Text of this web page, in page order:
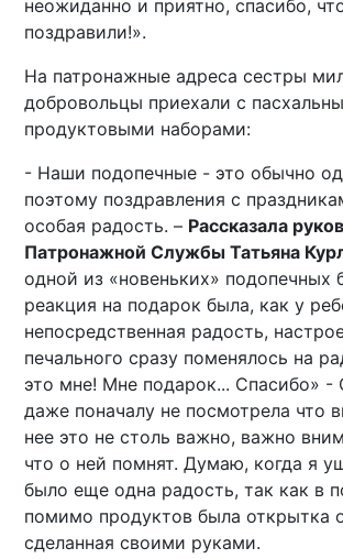
неожиданно и приятно, спасибо,
поздравили!».
На патронажные адреса сестры
добровольцы приехали с
продуктовыми наборами:
- Наши подопечные - это обычно
поэтому поздравления с
особая радость. – Рассказала
Патронажной Службы Татьяна
одной из «новеньких» подопечных
реакция на подарок была, как у
непосредственная радость,
печального сразу поменялось на
это мне! Мне подарок... Спасибо» -
даже поначалу не посмотрела что
нее это не столь важно, важно
что о ней помнят. Думаю, когда я
было еще одна радость, так как в
помимо продуктов была открытка
сделанная своими руками.